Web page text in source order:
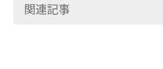
関連記事